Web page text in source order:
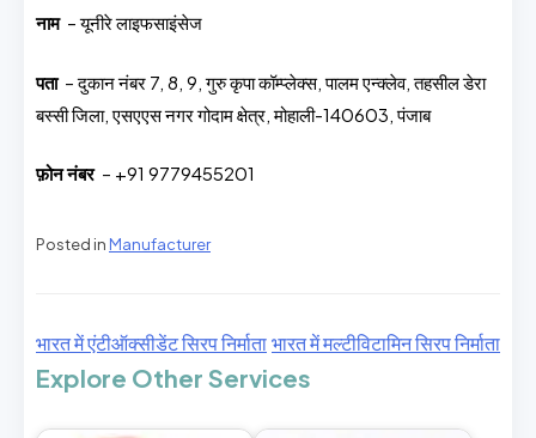
नाम– यूनीरे लाइफसाइंसेज
पता– दुकान नंबर 7, 8, 9, गुरु कृपा कॉम्प्लेक्स, पालम एन्क्लेव, तहसील डेरा
बस्सी जिला, एसएएस नगर गोदाम क्षेत्र, मोहाली-140603, पंजाब
फ़ोन नंबर– +91 9779455201
Posted in Manufacturer
भारत में एंटीऑक्सीडेंट सिरप निर्माताभारत में मल्टीविटामिन सिरप निर्माता
Explore Other Services